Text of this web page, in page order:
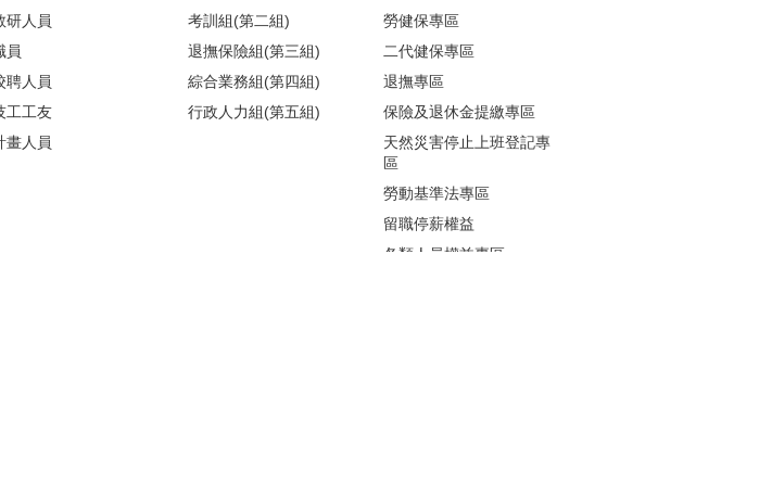
研人員
員
聘人員
工工友
畫人員
考訓組(第二組)
退撫保險組(第三組)
綜合業務組(第四組)
行政人力組(第五組)
勞健保專區
二代健保專區
退撫專區
保險及退休金提繳專區
天然災害停止上班登記專
區
勞動基準法專區
留職停薪權益
各類人員權益專區